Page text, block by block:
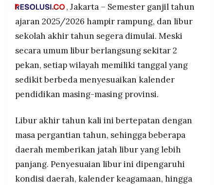
IKUTI
MEDIA
©
Resolusi.co
-
beberapa provinsi memberi jatah lebih panjang,
menyesuaikan kalender pendidikan, kondisi
daerah, dan kalender keagamaan, mulai akhir
Desember 2025 hingga awal Januari 2026.
Libur ini dimanfaatkan siswa untuk beristirahat,
sebelum memasuki semester genap Januari
, Jakarta – Semester ganjil tahun
ajaran 2025/2026 hampir rampung, dan libur
sekolah akhir tahun segera dimulai. Meski
secara umum libur berlangsung sekitar 2
pekan, setiap wilayah memiliki tanggal yang
sedikit berbeda menyesuaikan kalender
pendidikan masing-masing provinsi.
Libur akhir tahun kali ini bertepatan dengan
masa pergantian tahun, sehingga beberapa
daerah memberikan jatah libur yang lebih
panjang. Penyesuaian libur ini dipengaruhi
kondisi daerah, kalender keagamaan, hingga